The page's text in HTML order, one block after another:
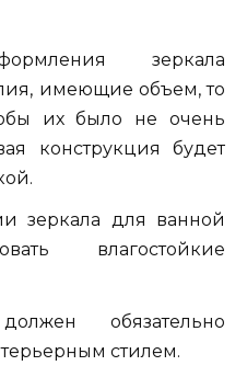
зеркала
имеющие объем, то
их было не очень
конструкция будет
зеркала для ванной
влагостойкие
обязательно
стилем.